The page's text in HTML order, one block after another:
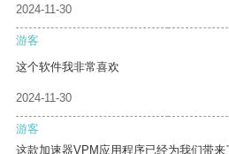
2024-11-30
游客
这个软件我非常喜欢
2024-11-30
游客
这款加速器VPM应用程序已经为我们带